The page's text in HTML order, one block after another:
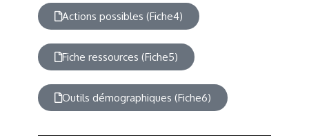
Actions possibles (Fiche4)
Fiche ressources (Fiche5)
Outils démographiques (Fiche6)